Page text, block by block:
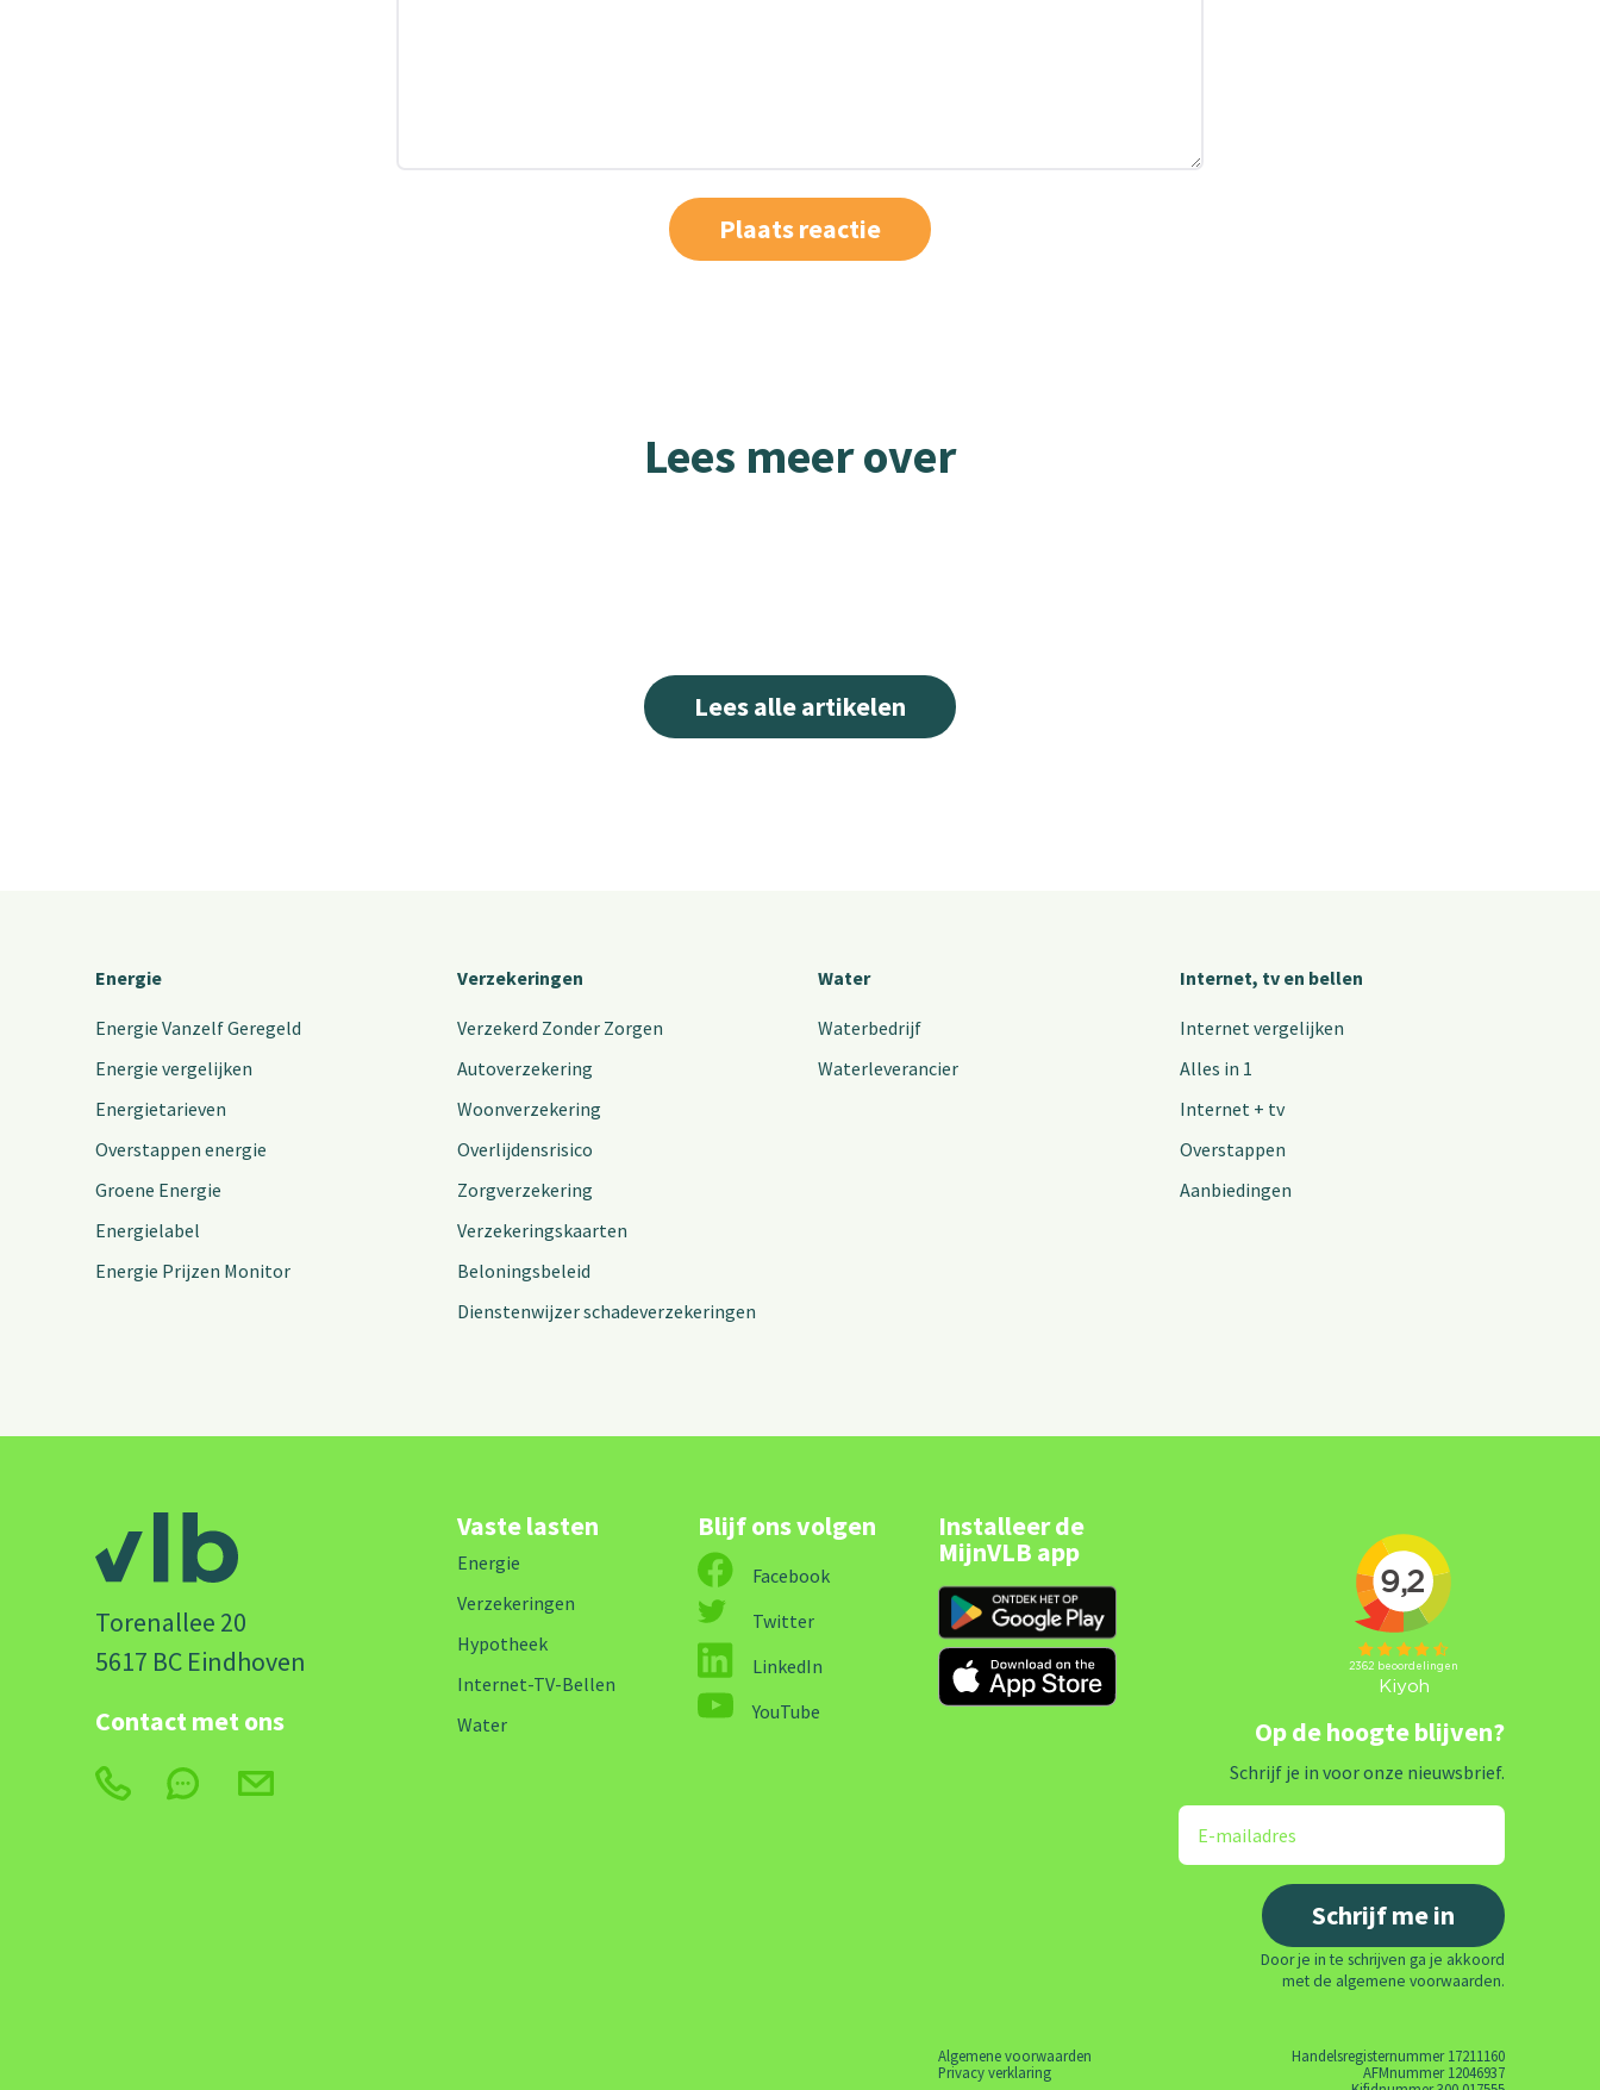
Lees meer over
Lees alle artikelen
Energie
Energie Vanzelf Geregeld
Energie vergelijken
Energietarieven
Overstappen energie
Groene Energie
Energielabel
Energie Prijzen Monitor
Verzekeringen
Verzekerd Zonder Zorgen
Autoverzekering
Woonverzekering
Overlijdensrisico
Zorgverzekering
Verzekeringskaarten
Beloningsbeleid
Dienstenwijzer schadeverzekeringen
Water
Waterbedrijf
Waterleverancier
Internet, tv en bellen
Internet vergelijken
Alles in 1
Internet + tv
Overstappen
Aanbiedingen
Torenallee 20
5617 BC Eindhoven
Contact met ons
Vaste lasten
Energie
Verzekeringen
Hypotheek
Internet-TV-Bellen
Water
Blijf ons volgen
Facebook
Twitter
LinkedIn
YouTube
Installeer de
MijnVLB app
Op de hoogte blijven?
Schrijf je in voor onze nieuwsbrief.
Door je in te schrijven ga je akkoord
met de algemene voorwaarden.
Algemene voorwaarden
Privacy verklaring
Handelsregisternummer 17211160
AFMnummer 12046937